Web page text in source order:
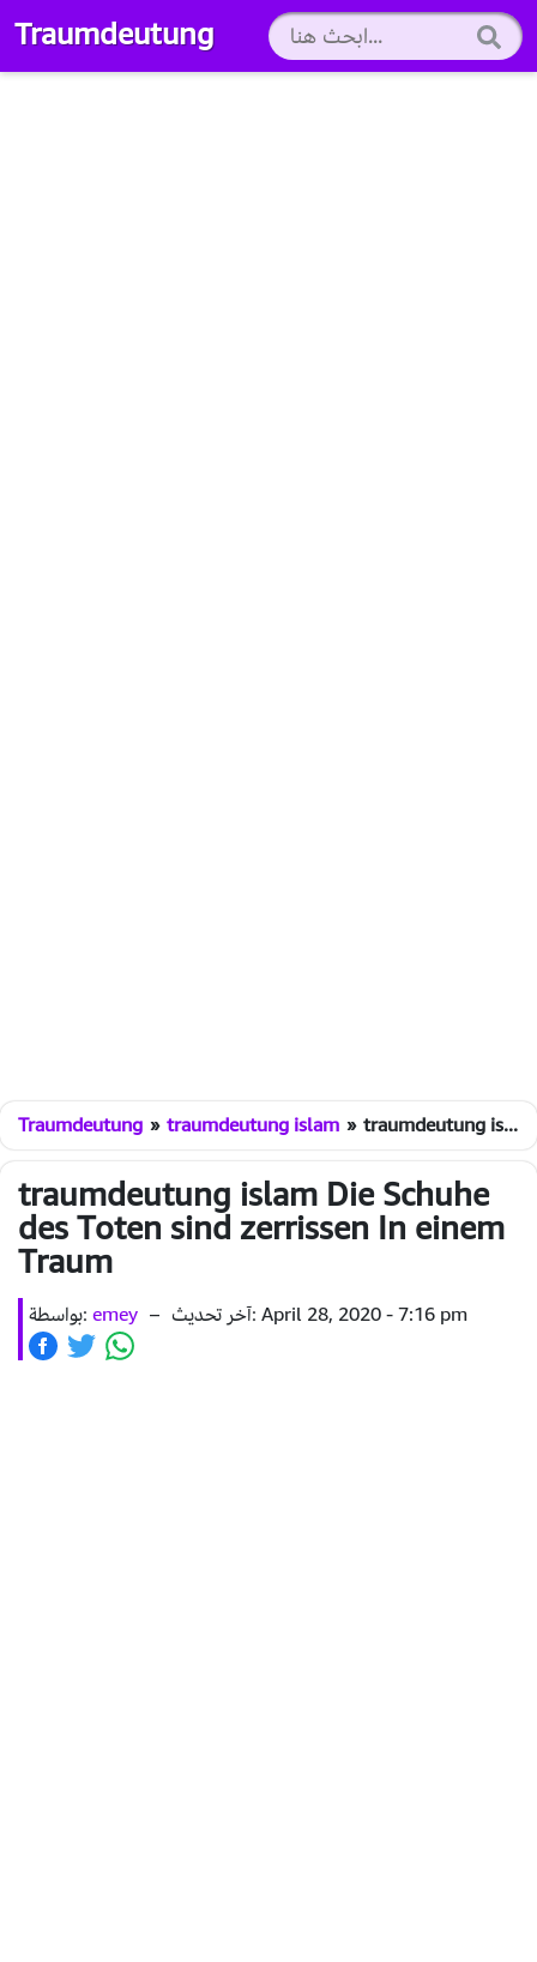
Traumdeutung
Traumdeutung » traumdeutung islam » traumdeutung islam Die Schuhe des Toten sind zerrissen In einem Traum
traumdeutung islam Die Schuhe
des Toten sind zerrissen In einem
Traum
بواسطة: emey – آخر تحديث: April 28, 2020 - 7:16 pm